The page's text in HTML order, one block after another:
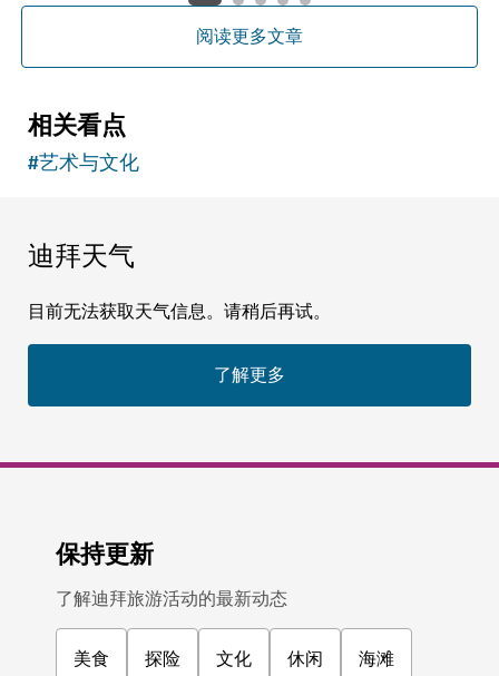
阅读更多文章
相关看点
#艺术与文化
迪拜天气
目前无法获取天气信息。请稍后再试。
了解更多
保持更新
了解迪拜旅游活动的最新动态
美食 探险 文化 休闲 海滩